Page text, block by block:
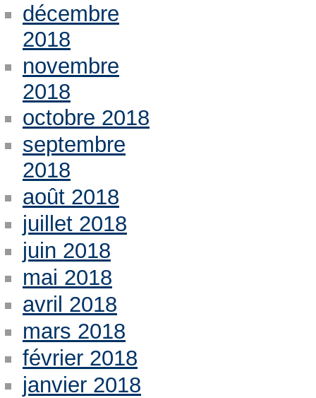
décembre
2018
novembre
2018
octobre 2018
septembre
2018
août 2018
juillet 2018
juin 2018
mai 2018
avril 2018
mars 2018
février 2018
janvier 2018